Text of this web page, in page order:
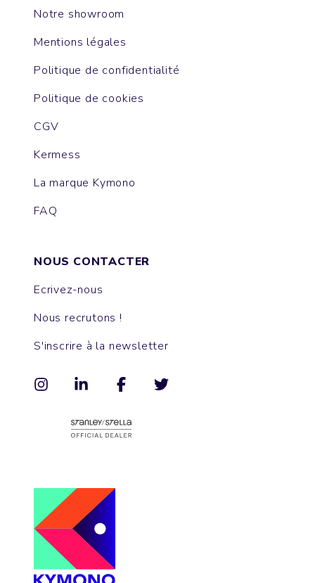
Notre showroom
Mentions légales
Politique de confidentialité
Politique de cookies
CGV
Kermess
La marque Kymono
FAQ
NOUS CONTACTER
Ecrivez-nous
Nous recrutons !
S'inscrire à la newsletter